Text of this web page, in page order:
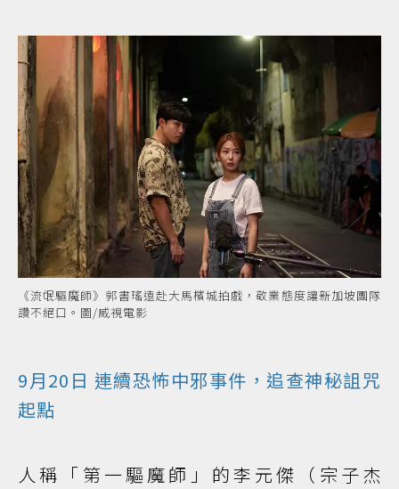
《流氓驅魔師》郭書瑤遠赴大馬檳城拍戲，敬業態度讓新加坡團隊
讚不絕口。圖/威視電影
9月20日 連續恐怖中邪事件，追查神秘詛咒
起點
人稱「第一驅魔師」的李元傑（宗子杰